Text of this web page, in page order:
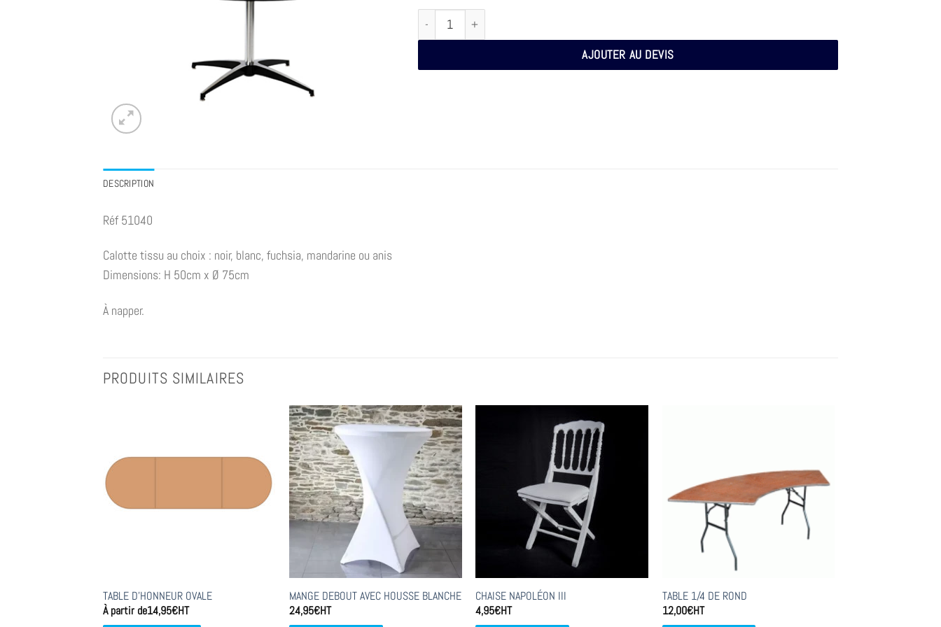
quantité de TABLE BASSE AVEC CALOTTE
AJOUTER AU DEVIS
DESCRIPTION
Réf 51040
Calotte tissu au choix : noir, blanc, fuchsia, mandarine ou anis
Dimensions: H 50cm x Ø 75cm
À napper.
PRODUITS SIMILAIRES
TABLE D’HONNEUR OVALE
À partir de14,95€HT
MANGE DEBOUT AVEC HOUSSE BLANCHE
24,95€HT
CHAISE NAPOLÉON III
4,95€HT
TABLE 1/4 DE ROND
12,00€HT